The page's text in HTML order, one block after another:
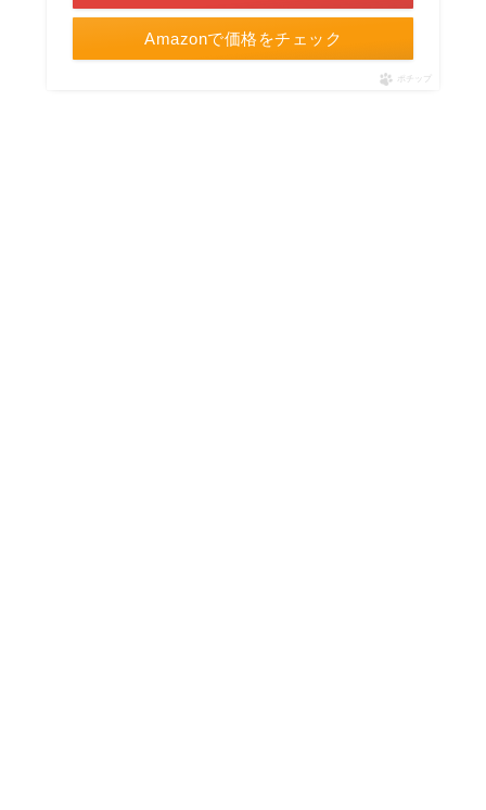
Amazonで価格をチェック
ポチップ